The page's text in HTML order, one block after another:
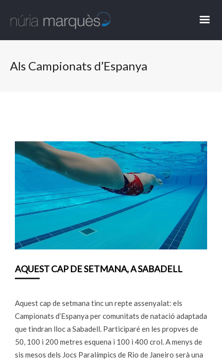
Als Campionats d’Espanya
AQUEST CAP DE SETMANA, A SABADELL
Aquest cap de setmana tinc un repte assenyalat: els
Campionats d’Espanya per comunitats de natació adaptada
que tindran lloc a Sabadell. Participaré en les propves de
50, 100 i 200 metres esquena i 100 i 400 crol. A menys de
sis mesos dels Jocs Paralímpics de Rio de Janeiro serà una